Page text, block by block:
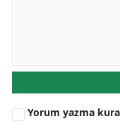
Yorum yazma